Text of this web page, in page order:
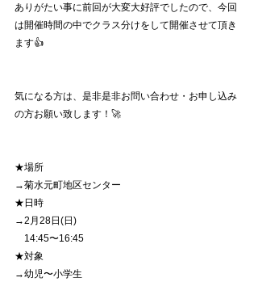
ありがたい事に前回が大変大好評でしたので、今回
は開催時間の中でクラス分けをして開催させて頂き
ます👍
気になる方は、是非是非お問い合わせ・お申し込み
の方お願い致します！🚀
★場所
→菊水元町地区センター
★日時
→2月28日(日)
    14:45〜16:45
★対象
→幼児〜小学生